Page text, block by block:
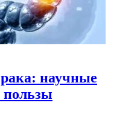
научные
пользы